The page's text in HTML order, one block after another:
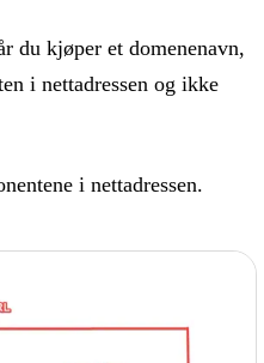
du kjøper et domenenavn,
i nettadressen og ikke
i nettadressen.